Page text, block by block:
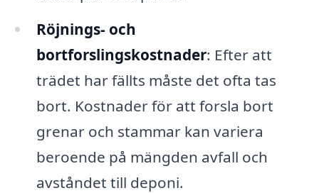
Röjnings- och
bortforslingskostnader: Efter att
trädet har fällts måste det ofta tas
bort. Kostnader för att forsla bort
grenar och stammar kan variera
beroende på mängden avfall och
avståndet till deponi.